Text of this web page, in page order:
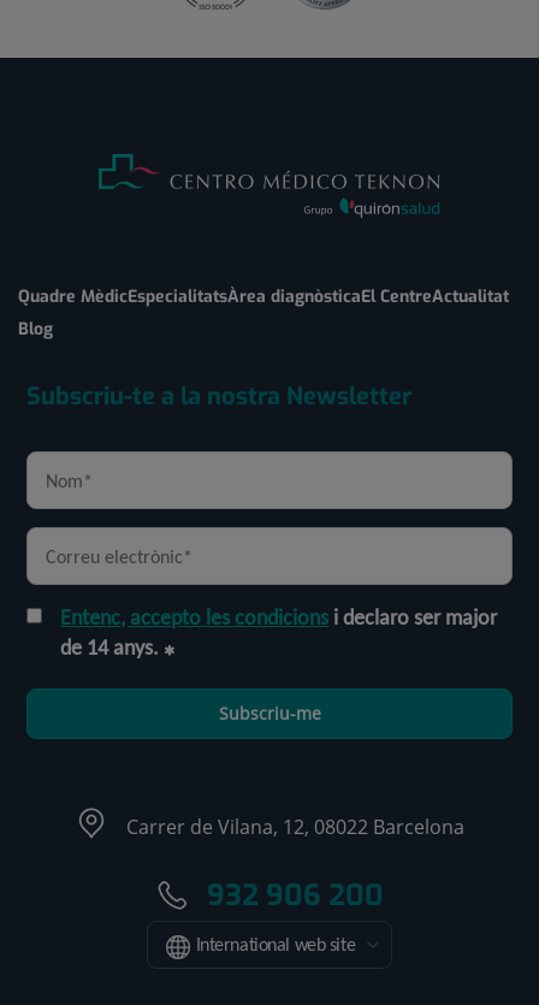
Quadre MèdicEspecialitatsÀrea diagnòsticaEl CentreActualitat
Blog
Subscriu-te a la nostra Newsletter
Entenc, accepto les condicions i declaro ser major
de 14 anys.
Subscriu-me
Carrer de Vilana, 12, 08022 Barcelona
932 906 200
International web site